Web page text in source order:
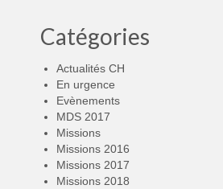
Catégories
Actualités CH
En urgence
Evènements
MDS 2017
Missions
Missions 2016
Missions 2017
Missions 2018